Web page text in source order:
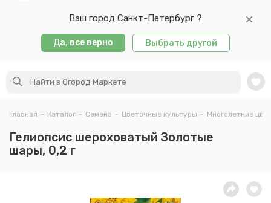
Ваш город Санкт-Петербург ?
Да, все верно Выбрать другой
Главная - Каталог - Семена - Цветочные культуры - Многолетние
Гелиопсис шероховатый Золотые
шары, 0,2 г